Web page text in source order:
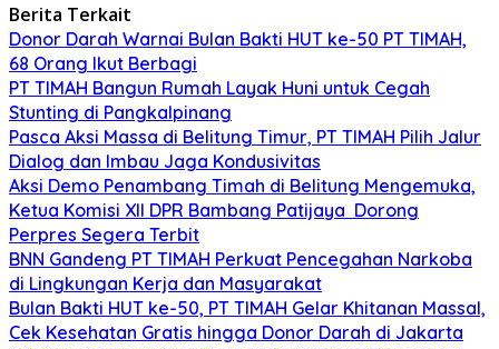
Berita Terkait
Donor Darah Warnai Bulan Bakti HUT ke-50 PT TIMAH,
68 Orang Ikut Berbagi
PT TIMAH Bangun Rumah Layak Huni untuk Cegah
Stunting di Pangkalpinang
Pasca Aksi Massa di Belitung Timur, PT TIMAH Pilih Jalur
Dialog dan Imbau Jaga Kondusivitas
Aksi Demo Penambang Timah di Belitung Mengemuka,
Ketua Komisi XII DPR Bambang Patijaya Dorong
Perpres Segera Terbit
BNN Gandeng PT TIMAH Perkuat Pencegahan Narkoba
di Lingkungan Kerja dan Masyarakat
Bulan Bakti HUT ke-50, PT TIMAH Gelar Khitanan Massal,
Cek Kesehatan Gratis hingga Donor Darah di Jakarta